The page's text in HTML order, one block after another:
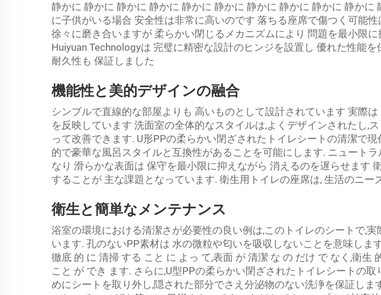
静かに 静かに 静かに 静かに 静かに 静かに 静かに 静かに 静かに 静かに
に子供がいる場合 安全性は非常に高いのです 落ちる座席で傷つく可能
徐々に磨き合いますが 柔らかい閉じるメカニズムにより 問題を最小限
Huiyuan Technologyは 完璧に精密な設計のヒンジを設置し 優れた性能
耐久性も 保証しました
機能性と美的デザインの融合
シンプルで直線的な部屋よりも 高いものとして設計されています 実際
を反映しています 洗面室の全体的なスタイルは,よくデザインされたし,
って改善できます. U形PPの柔らかい閉ざされたトイレシートの清潔で
的で豪華な風呂スタイルと互換性があることを可能にします. ニュートラ
なり 滑らかな表面は 保守を最小限に抑えながら 消えるのを遅らせます
することが 主な課題となっています. 衛生用トイレの座席は, 生活のニー
衛生と簡単なメンテナンス
浴室の環境における清潔さが必要性の良い例は,このトイレのシートで,
います. 孔のないPP素材は 水の微粒や匂いを吸収しないことを意味しま
徹底 的 に 清掃 する こと に よっ て,表面 が 清潔 な の だけ で なく,衛生
こと が でき ます. さらに,U型PPの柔らかい閉ざされたトイレシートの取
めにシートを取り外し,隠された部分でさえ分泌物のない洗浄を保証しま